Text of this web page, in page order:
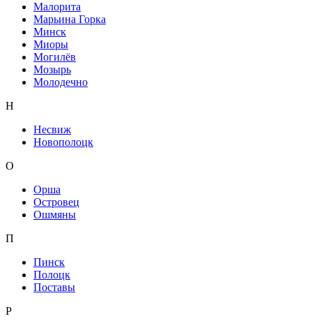
Малорита
Марьина Горка
Минск
Миоры
Могилёв
Мозырь
Молодечно
Н
Несвиж
Новополоцк
О
Орша
Островец
Ошмяны
П
Пинск
Полоцк
Поставы
Р